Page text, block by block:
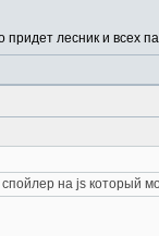
лесник и всех
на js который